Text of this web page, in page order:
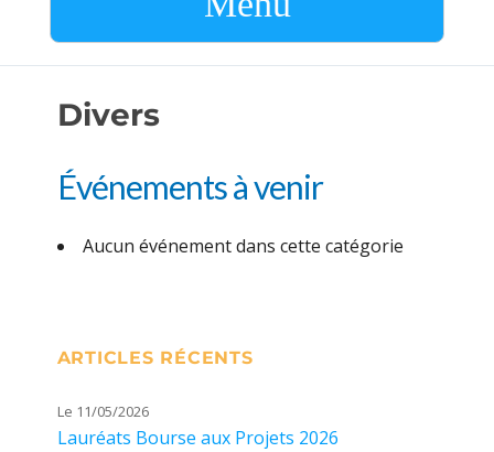
Divers
Événements à venir
Aucun événement dans cette catégorie
ARTICLES RÉCENTS
Le 11/05/2026
Lauréats Bourse aux Projets 2026